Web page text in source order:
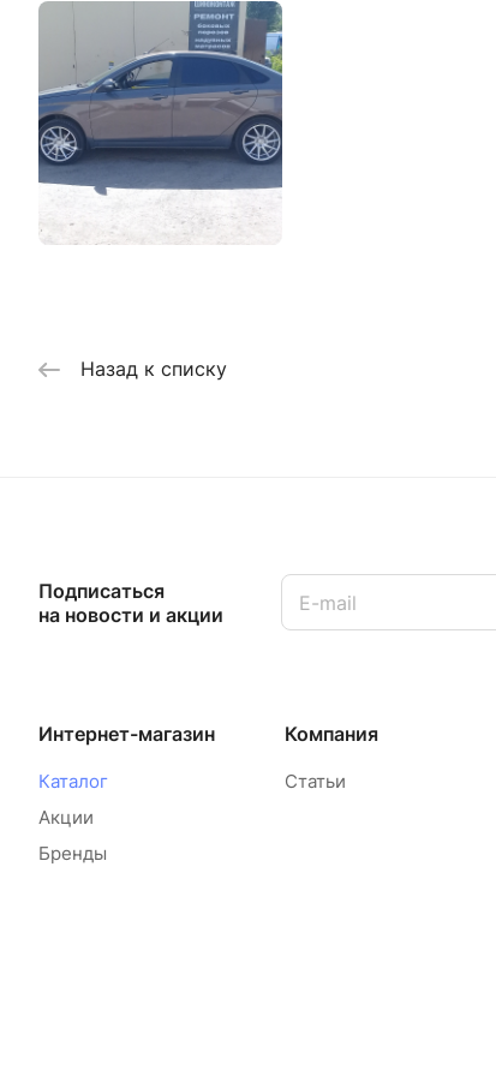
Назад к списку
Подписаться
на новости и акции
Интернет-магазин
Каталог
Акции
Бренды
Компания
Статьи